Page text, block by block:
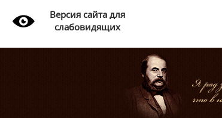
Версия сайта для
слабовидящих